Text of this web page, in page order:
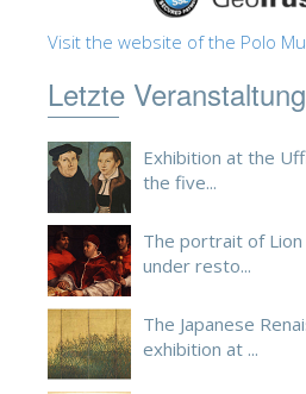
Visit the website of the Polo
Letzte
Exhibition at the
the five...
The portrait of Lion
under resto...
The Japanese
exhibition at ...